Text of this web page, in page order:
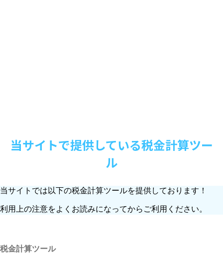
当サイトで提供している税金計算ツー
ル
当サイトでは以下の税金計算ツールを提供しております！
利用上の注意をよくお読みになってからご利用ください。
税金計算ツール